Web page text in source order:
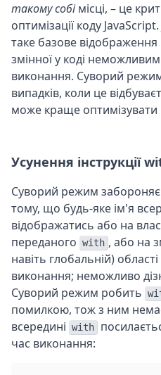
такому собімісці, – це
оптимізації коду
таке базове
змінної у коді
виконання. Суворий режим
випадків, коли це
може краще
Усунення інструкції
Суворий режим забороняє
тому, що будь-яке ім'я
відображатись або на
переданого with , або на
навіть глобальній)
виконання; неможливо
Суворий режим робить
помилкою, тож з ним
всередині with
час виконання: